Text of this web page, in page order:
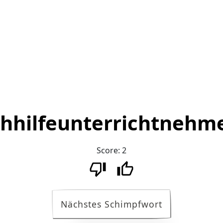
Score: 2
Nächstes Schimpfwort